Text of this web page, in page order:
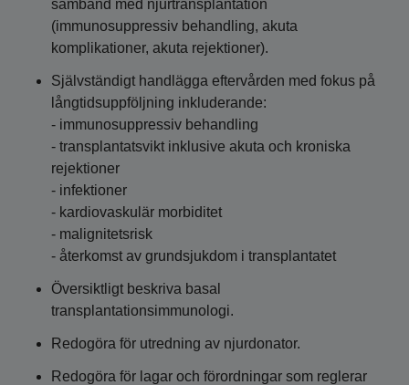
samband med njurtransplantation
(immunosuppressiv behandling, akuta
komplikationer, akuta rejektioner).
Självständigt handlägga eftervården med fokus på
långtidsuppföljning inkluderande:
- immunosuppressiv behandling
- transplantatsvikt inklusive akuta och kroniska
rejektioner
- infektioner
- kardiovaskulär morbiditet
- malignitetsrisk
- återkomst av grundsjukdom i transplantatet
Översiktligt beskriva basal
transplantationsimmunologi.
Redogöra för utredning av njurdonator.
Redogöra för lagar och förordningar som reglerar